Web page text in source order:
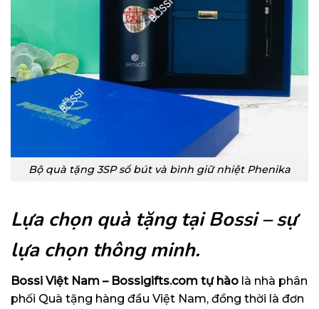
Bộ quà tặng 3SP sổ bút và bình giữ nhiệt Phenika
Lựa chọn quà tặng tại Bossi – sự
lựa chọn thông minh.
Bossi Việt Nam – Bossigifts.com tự hào là nhà phân
phối Quà tặng hàng đầu Việt Nam, đồng thời là đơn